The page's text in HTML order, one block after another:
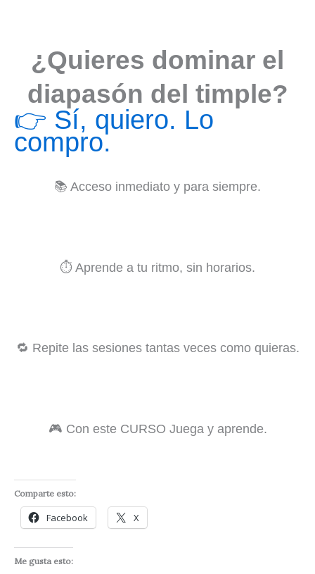
¿Quieres dominar el
diapasón del timple?
👉 Sí, quiero. Lo
compro.
📚 Acceso inmediato y para siempre.
⏱️ Aprende a tu ritmo, sin horarios.
🔁 Repite las sesiones tantas veces como quieras.
🎮 Con este CURSO Juega y aprende.
Comparte esto:
Facebook X
Me gusta esto: